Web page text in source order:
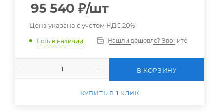
95 540 ₽/шт
Цена указана с учетом НДС 20%
Есть в наличии Нашли дешевле? Звоните
В КОРЗИНУ
КУПИТЬ В 1 КЛИК